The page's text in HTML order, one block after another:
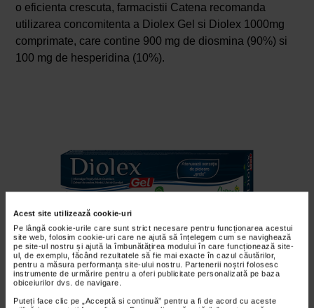
Acest site utilizează cookie-uri
Pe lângă cookie-urile care sunt strict necesare pentru funcționarea acestui
site web, folosim cookie-uri care ne ajută să înțelegem cum se navighează
pe site-ul nostru și ajută la îmbunătățirea modului în care funcționează site-
ul, de exemplu, făcând rezultatele să fie mai exacte în cazul căutărilor,
pentru a măsura performanța site-ului nostru. Partenerii noștri folosesc
instrumente de urmărire pentru a oferi publicitate personalizată pe baza
obiceiurilor dvs. de navigare.
Puteți face clic pe „Acceptă si continuă” pentru a fi de acord cu aceste
o eficienta crescuta, farmacistii Catena recomanda
utilizarea concomitenta a Diolex Gel si Diolex 1000mg
comprimate, care contine 900 mg de diosmina (90%) si
100 mg de hesperidina (10%).
Diolex Gel, 100 ml, NATURALIS